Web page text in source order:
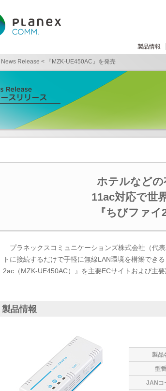
製品情報
│News Release < 『MZK-UE450AC』を発売
ホテルなどの
11ac対応で世
『ちびファ
プラネックスコミュニケーションズ株式会社（代
トに接続するだけで手軽に無線LAN環境を構築でき
2ac（MZK-UE450AC）』を主要ECサイトおよび主
製品情報
製品
型番
JANコ